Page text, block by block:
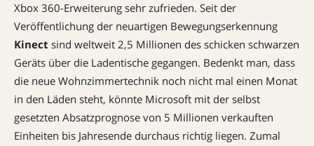
Xbox 360-Erweiterung sehr zufrieden. Seit der
Veröffentlichung der neuartigen Bewegungserkennung
Kinect sind weltweit 2,5 Millionen des schicken schwarzen
Geräts über die Ladentische gegangen. Bedenkt man, dass
die neue Wohnzimmertechnik noch nicht mal einen Monat
in den Läden steht, könnte Microsoft mit der selbst
gesetzten Absatzprognose von 5 Millionen verkauften
Einheiten bis Jahresende durchaus richtig liegen. Zumal